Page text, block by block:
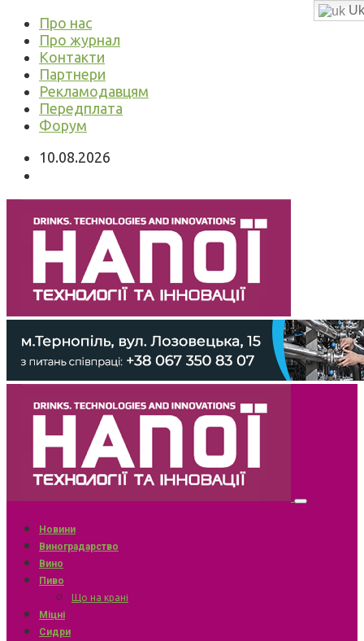
Про нас
Про журнал
Контакти
Партнери
Рекламодавцям
Передплата
Форум
10.08.2026
Новини
Виноградарство
Вино
Пиво
Що на крані
Міцні
Сидри